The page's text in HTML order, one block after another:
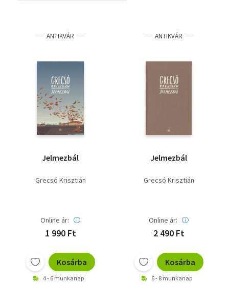
Szótár, nyelvkönyv
Tankönyv, segédkönyv
Társadalomtudomány
Történelem
ANTIKVÁR
Jelmezbál
Grecsó Krisztián
Online ár:
1 990 Ft
Kosárba
4 - 6 munkanap
ANTIKVÁR
Jelmezbál
Grecsó Krisztián
Online ár:
2 490 Ft
Kosárba
6 - 8 munkanap